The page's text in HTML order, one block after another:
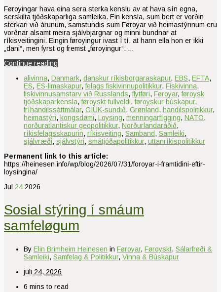
Føroyingar hava eina sera sterka kenslu av at hava sín egna,
serskilta tjóðskaparliga samleika. Ein kensla, sum bert er vorðin
sterkari við árunum, samstundis sum Føroyar við heimastýrinum eru
vorðnar alsamt meira sjálvbjargnar og minni bundnar at
ríkisveitingini. Eingin føroyingur ivast í tí, at hann ella hon er ikki
„dani“, men fyrst og fremst „føroyingur“. …
Continue reading
alivinna, Danmark, danskur ríkisborgaraskapur, EBS, EFTA,
ES, ES-limaskapur,felags fiskivinnupolitikkur, Fiskivinna,
fiskivinnusamstarv við Russlands,flytføri, Føroyar,føroysk
tjóðskaparkensla,føroyskt fullveldi,føroyskur búskapur,
fríhandilssáttmálar, GIUK-sundið, Grønland, handilspolitikkur,
heimastýri, kongsdømi, Loysing, menningarfígging, NATO,
norðuratlantiskur geopolitikkur, Norðurlandaráðið,
ríkisfelagsskapurin, ríkisveiting, Samband, Samleiki,
sjálvræði, sjálvstýri, smátjóðapolitikkur, uttanríkispolitikkur
Permanent link to this article:
https://heinesen.info/wp/blog/2026/07/31/foroyar-i-framtidini-eftir-
loysingina/
Jul 24 2026
Sosial stýring í smáum
samfeløgum
By Elin Brimheim Heinesen in Føroyar, Føroyskt, Sálarfrøði &
Samleiki, Samfelag & Politikkur, Vinna & Búskapur
juli 24, 2026
6 mins to read